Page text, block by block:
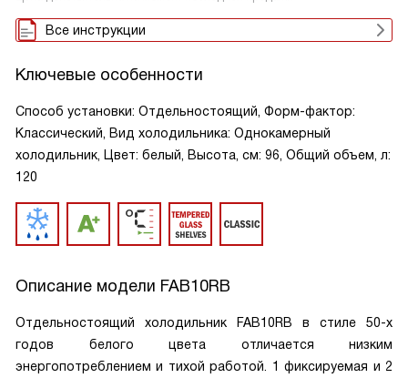
Все инструкции
Ключевые особенности
Способ установки: Отдельностоящий, Форм-фактор:
Классический, Вид холодильника: Однокамерный
холодильник, Цвет: белый, Высота, см: 96, Общий объем, л:
120
Описание модели FAB10RB
Отдельностоящий холодильник FAB10RB в стиле 50-х
годов белого цвета отличается низким
энергопотреблением и тихой работой. 1 фиксируемая и 2